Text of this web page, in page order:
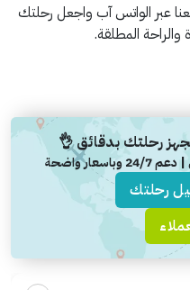
عبر الواتس آب واجعل رحلتك
رحلتك بدقائق 👌
واضحة
رحلتك